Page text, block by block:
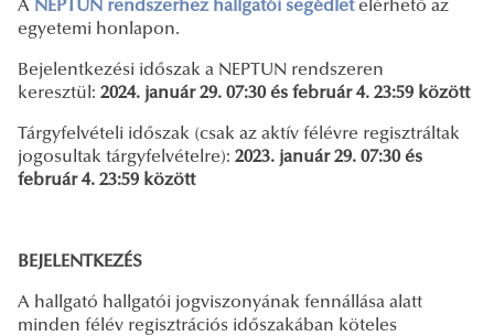
A NEPTUN rendszerhez hallgatói segédlet elérhető az
egyetemi honlapon.
Bejelentkezési időszak a NEPTUN rendszeren
keresztül: 2024. január 29. 07:30 és február 4. 23:59 között
Tárgyfelvételi időszak (csak az aktív félévre regisztráltak
jogosultak tárgyfelvételre): 2023. január 29. 07:30 és
február 4. 23:59 között
BEJELENTKEZÉS
A hallgató hallgatói jogviszonyának fennállása alatt
minden félév regisztrációs időszakában köteles